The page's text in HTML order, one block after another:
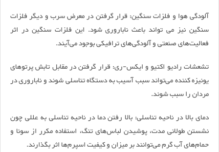
آلودگی هوا و فلزات سنگین: قرار گرفتن در معرض سرب و دیگر فلزات
سنگین نیز می تواند باعث ناباروری شود. این فلزات سنگین در اثر
فعالیت‌های صنعتی و آلودگی‌های ترافیکی بوجود می‌آیند.
تشعشات رادیو اکتیو و ایکس-ری: قرار گرفتن در مقابل تابش پرتوهای
یونیزه کننده می‌تواند سبب آسیب به دستگاه‌ تناسلی شوند و ناباروری در
مردان را سبب شوند.
دمای بالا در ناحیه تناسلی: بالا رفتن دما در ناحیه تناسلی به عللی چون
نشستن طولانی مدت، پوشیدن لباس‌های تنگ، استفاده مکرر از سونا و
حمام‌های آب گرم می‌توانند بر میزان و کیفیت اسپر‌م‌ها اثر بگذارند.